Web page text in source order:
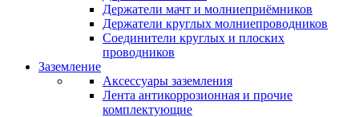
Держатели мачт и молниеприёмников
Держатели круглых молниепроводников
Cоединители круглых и плоских
проводников
Заземление
Аксессуары заземления
Лента антикоррозионная и прочие
комплектующие